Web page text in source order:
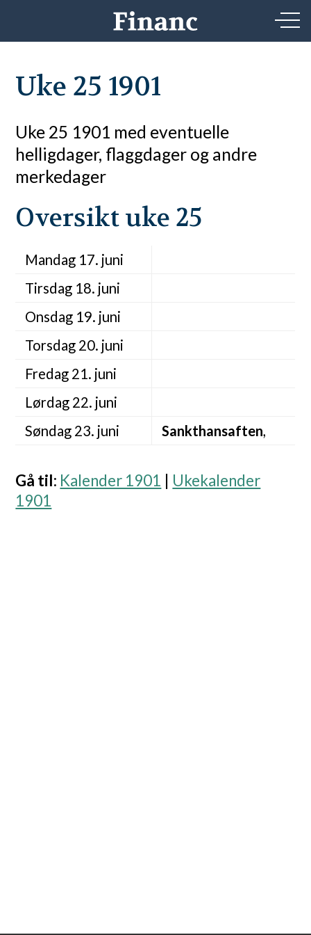
Uke 25 1901
Uke 25 1901 med eventuelle
helligdager, flaggdager og andre
merkedager
Oversikt uke 25
Mandag 17. juni
Tirsdag 18. juni
Onsdag 19. juni
Torsdag 20. juni
Fredag 21. juni
Lørdag 22. juni
Søndag 23. juni
Sankthansaften,
Gå til: Kalender 1901
Ukekalender
1901